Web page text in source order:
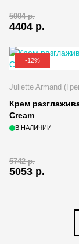
4404 р.
5004 р.
-12%
Juliette Armand
Крем
Cream
В НАЛИЧИИ
5053 р.
5742 р.